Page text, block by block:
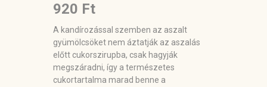
920 Ft
A kandírozással szemben az aszalt
gyümölcsöket nem áztatják az aszalás
előtt cukorszirupba, csak hagyják
megszáradni, így a természetes
cukortartalma marad benne a